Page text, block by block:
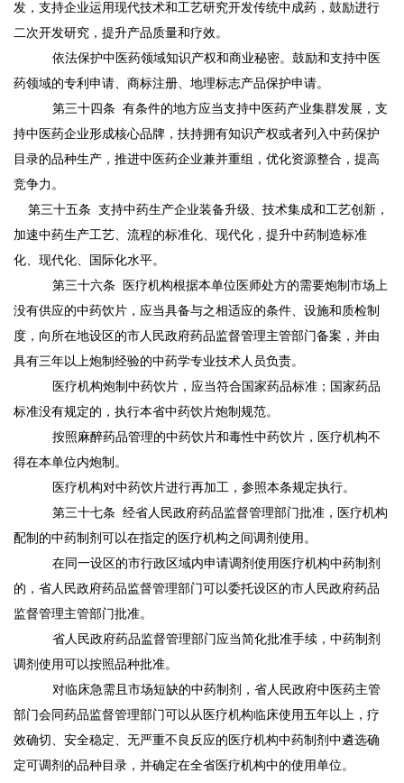
发，支持企业运用现代技术和工艺研究开发传统中成药，鼓励进行
二次开发研究，提升产品质量和疗效。
依法保护中医药领域知识产权和商业秘密。鼓励和支持中医
药领域的专利申请、商标注册、地理标志产品保护申请。
第三十四条 有条件的地方应当支持中医药产业集群发展，支
持中医药企业形成核心品牌，扶持拥有知识产权或者列入中药保护
目录的品种生产，推进中医药企业兼并重组，优化资源整合，提高
竞争力。
第三十五条 支持中药生产企业装备升级、技术集成和工艺创新，
加速中药生产工艺、流程的标准化、现代化，提升中药制造标准
化、现代化、国际化水平。
第三十六条
医疗机构根据本单位医师处方的需要炮制市场上
没有供应的中药饮片，应当具备与之相适应的条件、设施和质检制
度，向所在地设区的市人民政府药品监督管理主管部门备案，并由
具有三年以上炮制经验的中药学专业技术人员负责。
医疗机构炮制中药饮片，应当符合国家药品标准；国家药品
标准没有规定的，执行本省中药饮片炮制规范。
按照麻醉药品管理的中药饮片和毒性中药饮片，医疗机构不
得在本单位内炮制。
医疗机构对中药饮片进行再加工，参照本条规定执行。
第三十七条 经省人民政府药品监督管理部门批准，医疗机构
配制的中药制剂可以在指定的医疗机构之间调剂使用。
在同一设区的市行政区域内申请调剂使用医疗机构中药制剂
的，省人民政府药品监督管理部门可以委托设区的市人民政府药品
监督管理主管部门批准。
省人民政府药品监督管理部门应当简化批准手续，中药制剂
调剂使用可以按照品种批准。
对临床急需且市场短缺的中药制剂，省人民政府中医药主管
部门会同药品监督管理部门可以从医疗机构临床使用五年以上，疗
效确切、安全稳定、无严重不良反应的医疗机构中药制剂中遴选确
定可调剂的品种目录，并确定在全省医疗机构中的使用单位。